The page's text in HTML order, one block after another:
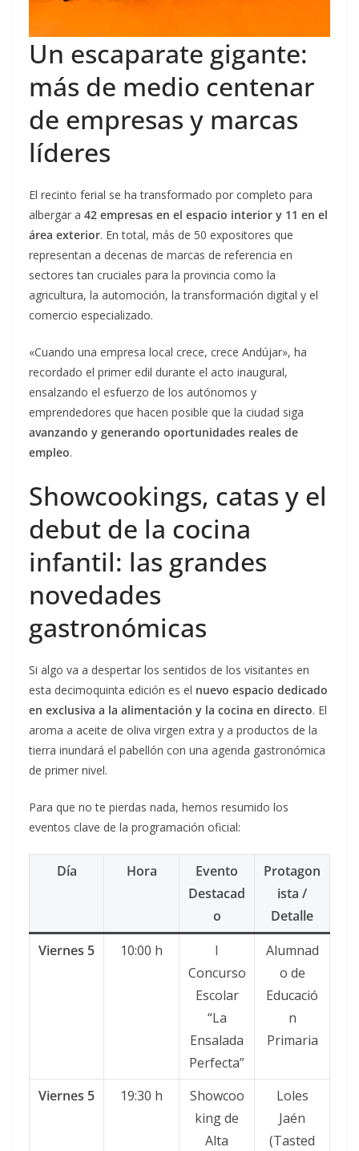
Un escaparate gigante:
más de medio centenar
de empresas y marcas
líderes
El recinto ferial se ha transformado por completo para
albergar a 42 empresas en el espacio interior y 11 en el
área exterior. En total, más de 50 expositores que
representan a decenas de marcas de referencia en
sectores tan cruciales para la provincia como la
agricultura, la automoción, la transformación digital y el
comercio especializado.
«Cuando una empresa local crece, crece Andújar», ha
recordado el primer edil durante el acto inaugural,
ensalzando el esfuerzo de los autónomos y
emprendedores que hacen posible que la ciudad siga
avanzando y generando oportunidades reales de
empleo.
Showcookings, catas y el
debut de la cocina
infantil: las grandes
novedades
gastronómicas
Si algo va a despertar los sentidos de los visitantes en
esta decimoquinta edición es el nuevo espacio dedicado
en exclusiva a la alimentación y la cocina en directo. El
aroma a aceite de oliva virgen extra y a productos de la
tierra inundará el pabellón con una agenda gastronómica
de primer nivel.
Para que no te pierdas nada, hemos resumido los
eventos clave de la programación oficial:
Día Hora
Evento
Destacad
o
Protagon
ista /
Detalle
Viernes 5
10:00 h
I
Concurso
Escolar
“La
Ensalada
Perfecta”
Alumnad
o de
Educació
n
Primaria
Viernes 5 19:30 h
Showcoo
king de
Alta
Loles
Jaén
(Tasted